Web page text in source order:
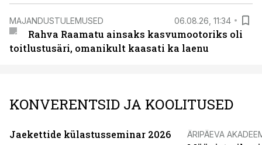
MAJANDUSTULEMUSED 06.08.26, 11:34
Rahva Raamatu ainsaks kasvumootoriks oli
toitlustusäri, omanikult kaasati ka laenu
KONVERENTSID JA KOOLITUSED
Jaekettide külastusseminar 2026 ÄRIPÄEVA